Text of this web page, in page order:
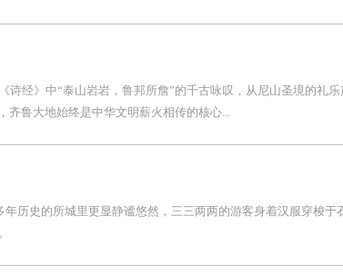
诗经》中“泰山岩岩，鲁邦所詹”的千古咏叹，从尼山圣境的礼乐
鲁大地始终是中华文明薪火相传的核心...
历史的所城里更显静谧悠然，三三两两的游客身着汉服穿梭于